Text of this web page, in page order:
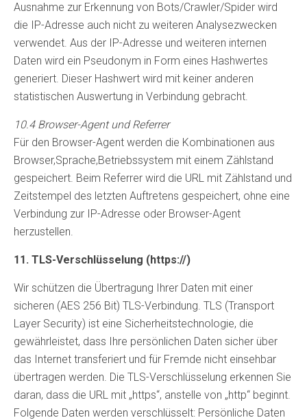
Ausnahme zur Erkennung von Bots/Crawler/Spider wird
die IP-Adresse auch nicht zu weiteren Analysezwecken
verwendet. Aus der IP-Adresse und weiteren internen
Daten wird ein Pseudonym in Form eines Hashwertes
generiert. Dieser Hashwert wird mit keiner anderen
statistischen Auswertung in Verbindung gebracht.
10.4 Browser-Agent und Referrer
Für den Browser-Agent werden die Kombinationen aus
Browser,Sprache,Betriebssystem mit einem Zählstand
gespeichert. Beim Referrer wird die URL mit Zählstand und
Zeitstempel des letzten Auftretens gespeichert, ohne eine
Verbindung zur IP-Adresse oder Browser-Agent
herzustellen.
11. TLS-Verschlüsselung (https://)
Wir schützen die Übertragung Ihrer Daten mit einer
sicheren (AES 256 Bit) TLS-Verbindung. TLS (Transport
Layer Security) ist eine Sicherheitstechnologie, die
gewährleistet, dass Ihre persönlichen Daten sicher über
das Internet transferiert und für Fremde nicht einsehbar
übertragen werden. Die TLS-Verschlüsselung erkennen Sie
daran, dass die URL mit „https“, anstelle von „http“ beginnt.
Folgende Daten werden verschlüsselt: Persönliche Daten